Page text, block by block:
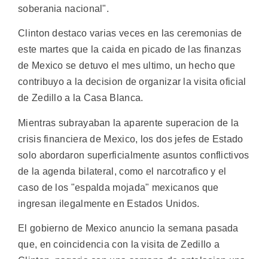
soberania nacional".
Clinton destaco varias veces en las ceremonias de
este martes que la caida en picado de las finanzas
de Mexico se detuvo el mes ultimo, un hecho que
contribuyo a la decision de organizar la visita oficial
de Zedillo a la Casa Blanca.
Mientras subrayaban la aparente superacion de la
crisis financiera de Mexico, los dos jefes de Estado
solo abordaron superficialmente asuntos conflictivos
de la agenda bilateral, como el narcotrafico y el
caso de los "espalda mojada" mexicanos que
ingresan ilegalmente en Estados Unidos.
El gobierno de Mexico anuncio la semana pasada
que, en coincidencia con la visita de Zedillo a